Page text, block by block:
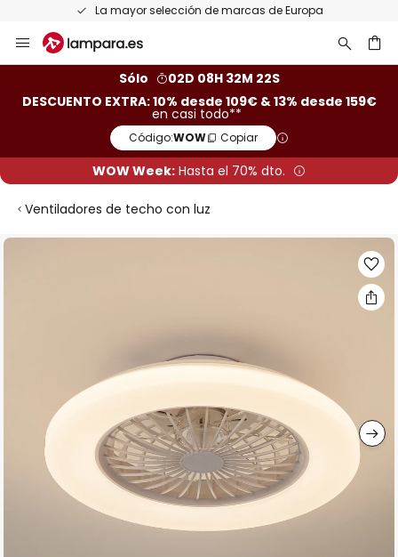
Devoluciones gratis en un plazo de 50 días
al
Sólo
02D 08H 32M 22S
DESCUENTO EXTRA: 10% desde 109€ & 13% desde 159€
en casi todo**
Código:WOW Copiar
WOW Week: Hasta el 70% dto.
Ventiladores de techo con luz
Saltar
imágenes